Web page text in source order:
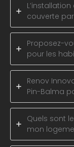
couverte
Proposez-
pour les
Renov
Pin-Balma
Quels sont
mon